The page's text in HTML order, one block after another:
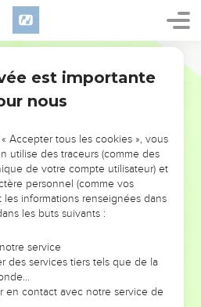
L’ÉVÉNEMENT
!
POUVAIENT VOUS ÉVITER LES
VOTRES ?
voit moins les doutes, les erreurs
ont traversés, alors même que ce
les ont façonnés.
est importante
nous
Accepter tous les cookies », vous
utilise des traceurs (comme des
de votre compte utilisateur) et
personnel (comme vos
informations renseignées dans
les buts suivants :
service
des services tiers tels que de la
en contact avec notre service de